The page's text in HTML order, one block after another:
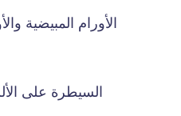
الأورام المبيضية
السيطرة على